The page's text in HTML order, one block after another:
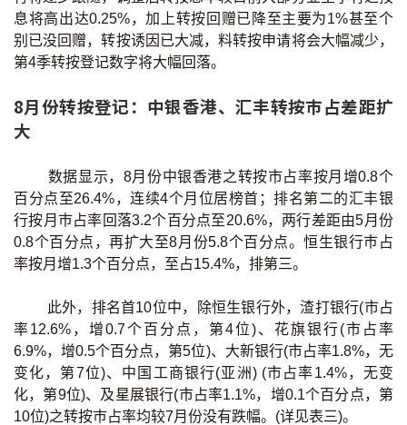
新闻/研究
统计数据库
按揭快趣智识
按揭智库
楼按专栏
按揭百科
实时银行资讯
息将高出达0.25%，加上转按回赠已降至主要为1%甚至个
别已没回赠，转按诱因已大减，料转按申请将会大幅减少，
第4季转按登记数字将大幅回落。
8月份转按登记：中银香港、汇丰转按巿占差距扩
大
数据显示，8月份中银香港之转按市占率按月增0.8个
百分点至26.4%，连续4个月位居榜首；排名第二的汇丰银
行按月巿占率回落3.2个百分点至20.6%，两行差距由5月份
0.8个百分点，再扩大至8月份5.8个百分点。恒生银行巿占
率按月增1.3个百分点，至占15.4%，排第三。
此外，排名首10位中，除恒生银行外，渣打银行(市占
率12.6%，增0.7个百分点，第4位)、花旗银行(市占率
6.9%，增0.5个百分点，第5位)、大新银行(市占率1.8%，无
变化，第7位)、中国工商银行(亚洲) (市占率1.4%，无变
化，第9位)、及星展银行(市占率1.1%，增0.1个百分点，第
10位)之转按巿占率均较7月份没有跌幅。(详见表三)。